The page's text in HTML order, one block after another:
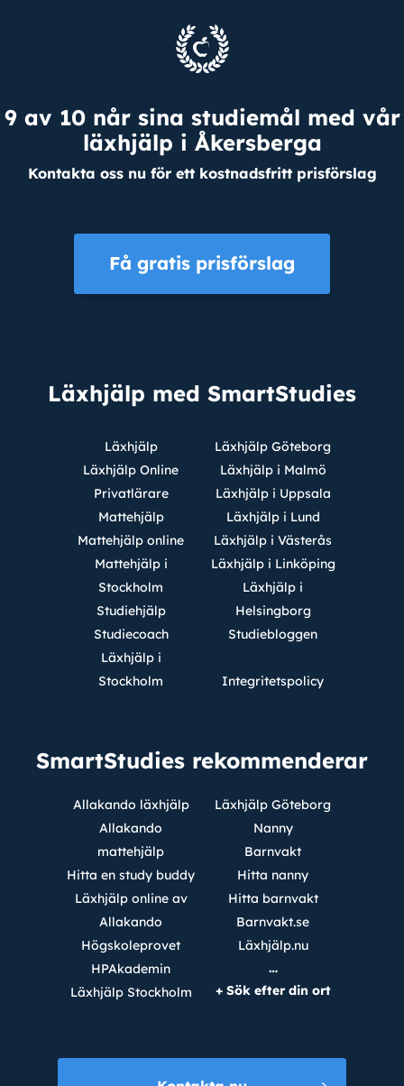
9 av 10 når sina studiemål med vår
läxhjälp i Åkersberga
Kontakta oss nu för ett kostnadsfritt prisförslag
Få gratis prisförslag
Läxhjälp med SmartStudies
Läxhjälp
Läxhjälp Online
Privatlärare
Mattehjälp
Mattehjälp online
Mattehjälp i
Stockholm
Studiehjälp
Studiecoach
Läxhjälp i
Stockholm
Läxhjälp Göteborg
Läxhjälp i Malmö
Läxhjälp i Uppsala
Läxhjälp i Lund
Läxhjälp i Västerås
Läxhjälp i Linköping
Läxhjälp i
Helsingborg
Studiebloggen
Integritetspolicy
SmartStudies rekommenderar
Allakando läxhjälp
Allakando
mattehjälp
Hitta en study buddy
Läxhjälp online av
Allakando
Högskoleprovet
HPAkademin
Läxhjälp Stockholm
Läxhjälp Göteborg
Nanny
Barnvakt
Hitta nanny
Hitta barnvakt
Barnvakt.se
Läxhjälp.nu
…
+ Sök efter din ort